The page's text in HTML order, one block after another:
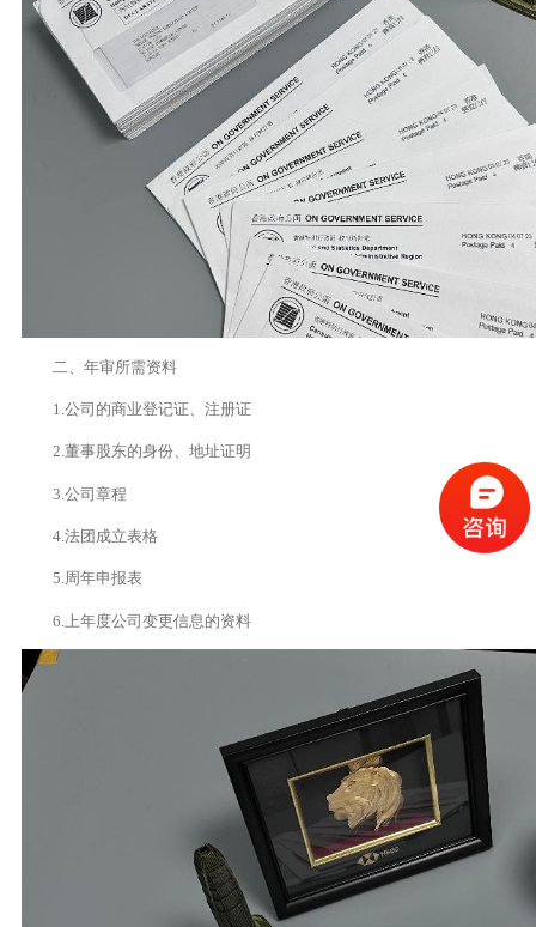
二、年审所需资料
1.公司的商业登记证、注册证
2.董事股东的身份、地址证明
3.公司章程
4.法团成立表格
5.周年申报表
6.上年度公司变更信息的资料